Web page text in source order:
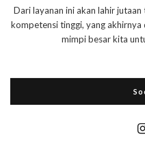
Dari layanan ini akan lahir
kompetensi tinggi, yang
mimpi besar kita